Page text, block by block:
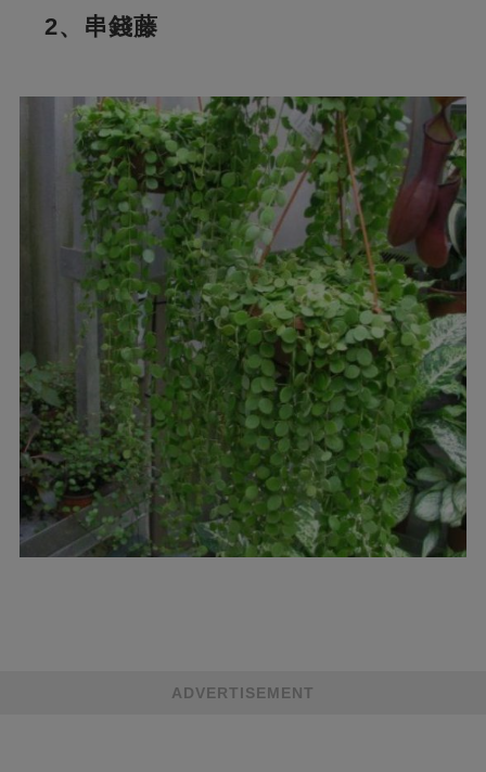
2、串錢藤
ADVERTISEMENT